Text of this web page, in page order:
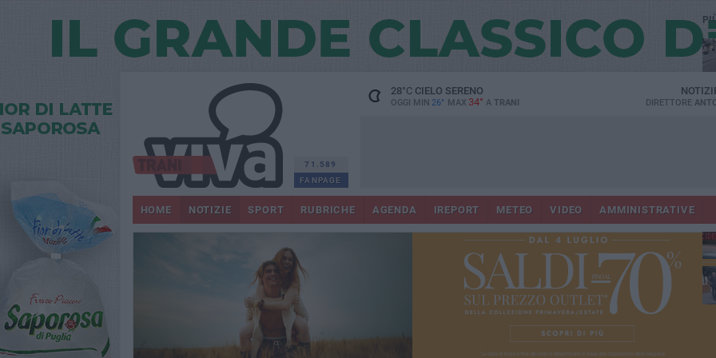
71.589
FANPAGE
28°CCIELO SERENO
OGGI MIN 26° MAX 34° A TRANI DIRETTORE
HOME NOTIZIE SPORT RUBRICHE AGENDA IREPORT METEO VIDEO AMMINISTRATIVE